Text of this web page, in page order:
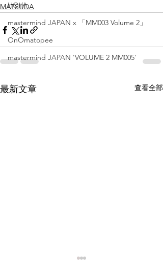
HOYA
mastermind JAPAN x 「MM003 Volume 2」
OnOmatopee
mastermind JAPAN 'VOLUME 2 MM005'
MATSUDA
最新文章 查看全部